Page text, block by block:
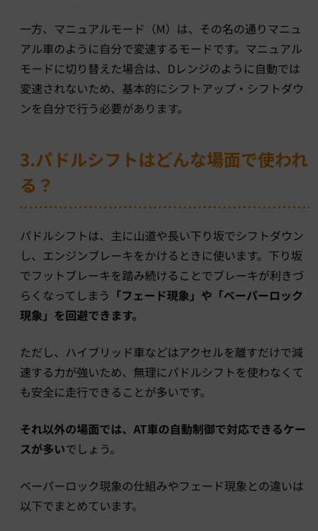
一方、マニュアルモード（M）は、その名の通りマニュ
アル車のように自分で変速するモードです。マニュアル
モードに切り替えた場合は、Dレンジのように自動では
変速されないため、基本的にシフトアップ・シフトダウ
ンを自分で行う必要があります。
3.パドルシフトはどんな場面で使われ
る？
パドルシフトは、主に山道や長い下り坂でシフトダウン
し、エンジンブレーキをかけるときに使います。下り坂
でフットブレーキを踏み続けることでブレーキが利きづ
らくなってしまう 「フェード現象」や「ベーパーロック
現象」を回避できます。
ただし、ハイブリッド車などはアクセルを離すだけで減
速する力が強いため、無理にパドルシフトを使わなくて
も安全に走行できることが多いです。
それ以外の場面では、AT車の自動制御で対応できるケー
スが多いでしょう。
ベーパーロック現象の仕組みやフェード現象との違いは
以下でまとめています。